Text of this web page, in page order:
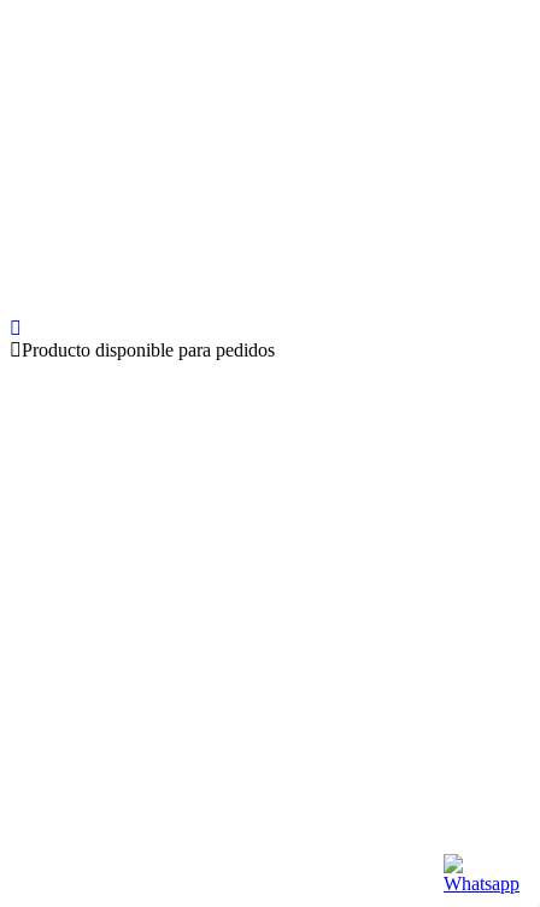
Producto disponible para pedidos